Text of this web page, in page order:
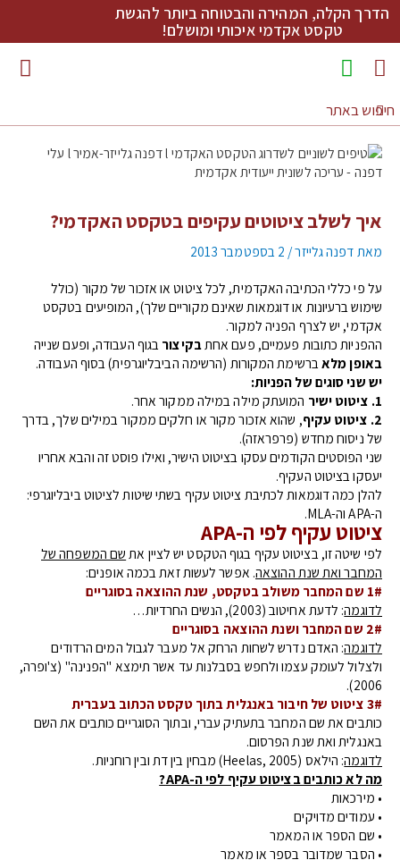
הדרך הקלה, המהירה והבטוחה ביותר להגשת
טקסט אקדמי איכותי ומושלם!
איך לשלב ציטוטים עקיפים בטקסט האקדמי?
מאת דפנה גלייזר/ 2 בספטמבר 2013
על פי כללי הכתיבה האקדמית, לכל ציטוט או אזכור של מקור (כולל
שימוש ברעיונות או דוגמאות שאינם מקוריים שלך), המופיעים בטקסט
אקדמי, יש לצרף הפניה למקור.
ההפניות כתובות פעמיים, פעם אחתבקיצור בגוף העבודה, ופעם שנייה
באופן מלאברשימת המקורות (הרשימה הביבליוגרפית) בסוף העבודה.
יש שני סוגים של הפניות:
1. ציטוט ישיר
המועתק מילה במילה ממקור אחר.
2. ציטוט עקיף, שהוא אזכור מקור או חלקים ממקור במילים שלך, בדרך
של ניסוח מחדש (פרפראזה).
שני הפוסטים הקודמים עסקו בציטוט הישיר, ואילו פוסט זה והבא אחריו
יעסקו בציטוט העקיף.
להלן כמה דוגמאות לכתיבת ציטוט עקיף בשתי שיטות לציטוט ביבליוגרפי:
ה-APA וה-MLA.
ציטוט עקיף לפי ה-APA
לפי שיטה זו, בציטוט עקיף בגוף הטקסט יש לציין את שם המשפחה של
המחבר ואת שנת ההוצאה. אפשר לעשות זאת בכמה אופנים:
1# שם המחבר משולב בטקסט, שנת ההוצאה בסוגריים
לדוגמה: לדעת אחיטוב (2003), הנשים החרדיות…
2# שם המחבר ושנת ההוצאה בסוגריים
לדוגמה: האדם נדרש לשחות הרחק אל מעבר לגבול המים הרדודים
ולצלול לעומק עצמו ולחפש בסבלנות עד אשר תימצא "הפנינה" (צ'ופרה,
2006).
3# ציטוט של חיבור באנגלית בתוך טקסט הכתוב בעברית
כותבים את שם המחבר בתעתיק עברי, ובתוך הסוגריים כותבים את השם
באנגלית ואת שנת הפרסום.
לדוגמה: הילאס (Heelas, 2005) מבחין בין דת ובין רוחניות.
מה לא כותבים בציטוט עקיף לפי ה-APA?
• מירכאות
• עמודים מדויקים
• שם הספר או המאמר
• הסבר שמדובר בספר או מאמר